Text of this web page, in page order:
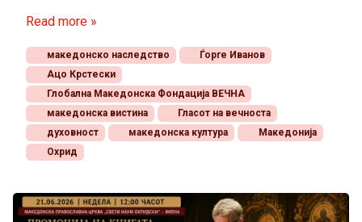
Read more »
македонско наследство
Ѓорге Иванов
Ацо Крстески
Глобална Македонска Фондација ВЕЧНА
македонска вистина
Гласот на вечноста
духовност
македонска култура
Македонија
Охрид